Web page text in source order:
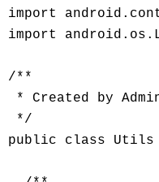
import
import
/**
* Created by
*/
public class Utils